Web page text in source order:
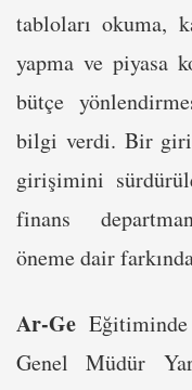
tabloları okuma,
yapma ve piyasa
bütçe
bilgi verdi. Bir
girişimini
finans
öneme dair
Ar-Ge
Genel Müdür